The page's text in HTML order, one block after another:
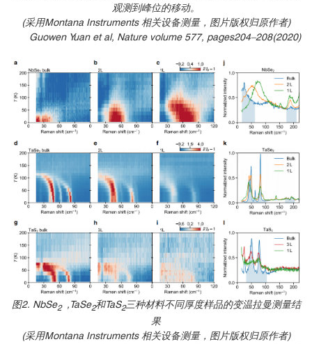
观测到峰位的移动。
(采用Montana Instruments 相关设备测量，图片版权归原作者)
Guowen Yuan et al, Nature volume 577, pages204–208(2020)
图2. NbSe2 ,TaSe2和TaS2三种材料不同厚度样品的变温拉曼测量结
果
(采用Montana Instruments 相关设备测量，图片版权归原作者)